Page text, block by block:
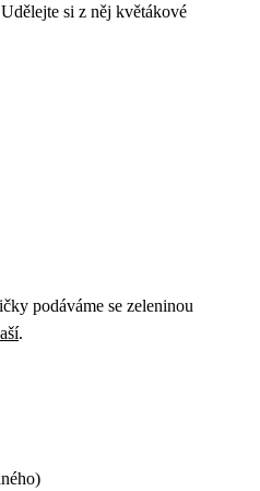
si z něj květákové
podáváme se zeleninou
.